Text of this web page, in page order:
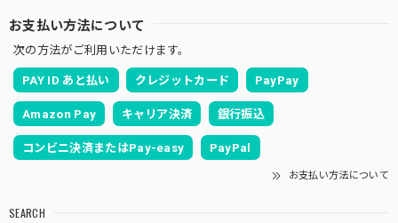
お支払い方法について
次の方法がご利用いただけます。
PAY ID あと払い クレジットカード PayPay
Amazon Pay キャリア決済 銀行振込
コンビニ決済またはPay-easy PayPal
お支払い方法について
SEARCH